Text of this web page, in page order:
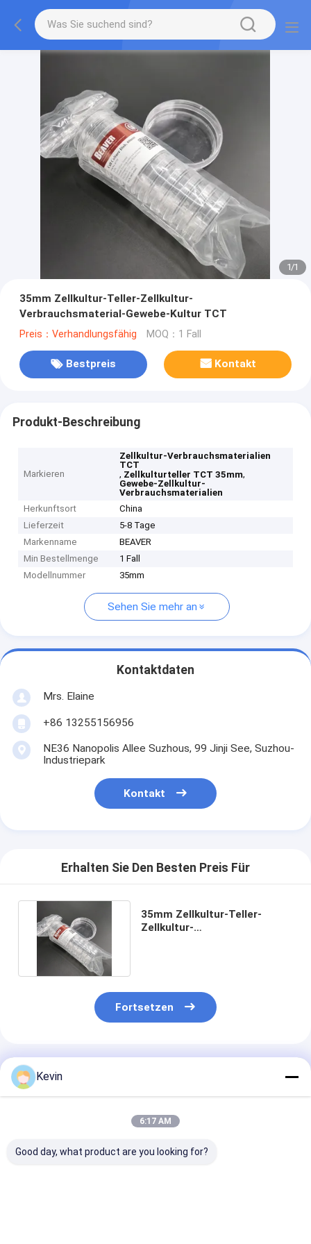
1/1
35mm Zellkultur-Teller-Zellkultur-
Verbrauchsmaterial-Gewebe-Kultur TCT
Preis：Verhandlungsfähig MOQ：1 Fall
Bestpreis Kontakt
Produkt-Beschreibung
Markieren
Zellkultur-Verbrauchsmaterialien
TCT
, Zellkulturteller TCT 35mm,
Gewebe-Zellkultur-
Verbrauchsmaterialien
Herkunftsort
China
Lieferzeit
5-8 Tage
Markenname
BEAVER
Min Bestellmenge
1 Fall
Modellnummer
35mm
Sehen Sie mehr an
Kontaktdaten
Mrs. Elaine
+86 13255156956
NE36 Nanopolis Allee Suzhous, 99 Jinji See, Suzhou-
Industriepark
Kontakt
Erhalten Sie Den Besten Preis Für
35mm Zellkultur-Teller-
Zellkultur-
Fortsetzen
Empfohlene Produkte
Kevin
6:17 AM
Good day, what product are you looking for?